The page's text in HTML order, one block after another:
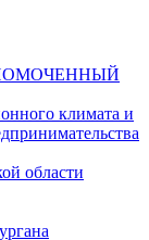
климата и
области